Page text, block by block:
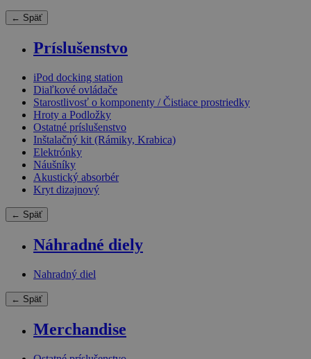
← Späť
Príslušenstvo
iPod docking station
Diaľkové ovládače
Starostlivosť o komponenty / Čistiace prostriedky
Hroty a Podložky
Ostatné príslušenstvo
Inštalačný kit (Rámiky, Krabica)
Elektrónky
Náušníky
Akustický absorbér
Kryt dizajnový
← Späť
Náhradné diely
Nahradný diel
← Späť
Merchandise